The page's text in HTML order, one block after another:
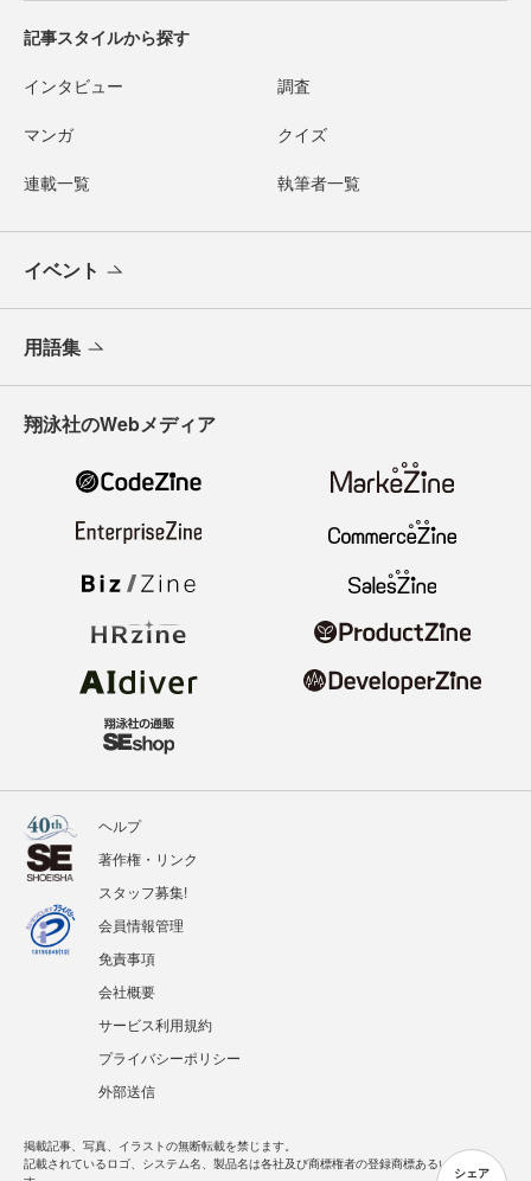
シェア
記事スタイルから探す
インタビュー 調査
マンガ クイズ
連載一覧 執筆者一覧
イベント
用語集
翔泳社のWebメディア
ヘルプ
著作権・リンク
スタッフ募集!
会員情報管理
免責事項
会社概要
サービス利用規約
プライバシーポリシー
外部送信
掲載記事、写真、イラストの無断転載を禁じます。
記載されているロゴ、システム名、製品名は各社及び商標権者の登録商標あるいは商標で